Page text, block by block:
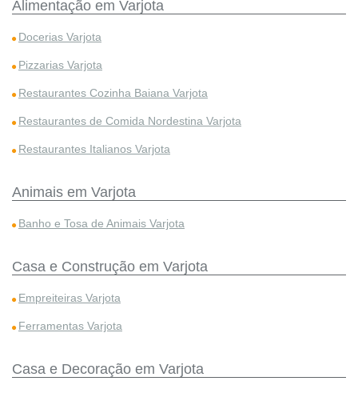
Alimentação em Varjota
Docerias Varjota
Pizzarias Varjota
Restaurantes Cozinha Baiana Varjota
Restaurantes de Comida Nordestina Varjota
Restaurantes Italianos Varjota
Animais em Varjota
Banho e Tosa de Animais Varjota
Casa e Construção em Varjota
Empreiteiras Varjota
Ferramentas Varjota
Casa e Decoração em Varjota